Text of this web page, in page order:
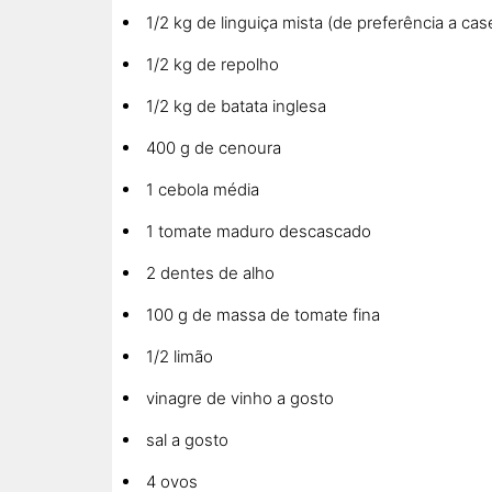
1/2 kg de linguiça mista (de preferência a
1/2 kg de repolho
1/2 kg de batata inglesa
400 g de cenoura
1 cebola média
1 tomate maduro descascado
2 dentes de alho
100 g de massa de tomate fina
1/2 limão
vinagre de vinho a gosto
sal a gosto
4 ovos